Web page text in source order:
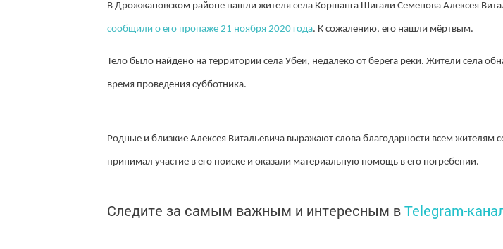
В Дрожжановском районе нашли жителя села Коршанга Шигали Семенова Алексея
сообщили о его пропаже 21 ноября 2020 года. К сожалению, его нашли мёртвым.
Тело было найдено на территории села Убеи, недалеко от берега реки. Жители села
время проведения субботника.
Родные и близкие Алексея Витальевича выражают слова благодарности всем жителям
принимал участие в его поиске и оказали материальную помощь в его погребении.
Следите за самым важным и интересным вTelegram-